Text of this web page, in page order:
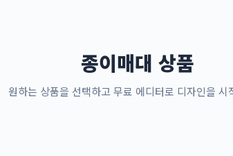
종이매대 상품
원하는 상품을 선택하고 무료 에디터로 디자인을 시